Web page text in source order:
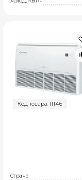
Код товара: 11146
Страна